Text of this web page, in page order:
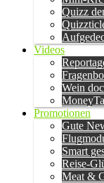
Quizz
Videos
Wein
Promotionen
Gute
Smart
Reise-
Meat &